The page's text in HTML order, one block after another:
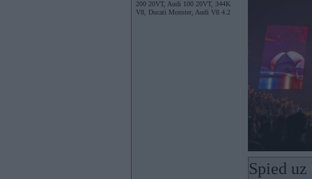
200 20VT, Audi 100 20VT, 344K
V8, Ducati Monster, Audi V8 4.2
Spied